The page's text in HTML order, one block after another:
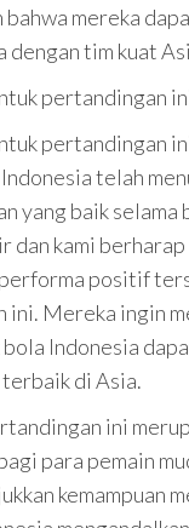
bahwa mereka
dengan tim kuat
pertandingan
pertandingan
telah
yang baik selama
dan kami
positif
ini. Mereka ingin
bola Indonesia
di Asia.
ini
para pemain
kemampuan